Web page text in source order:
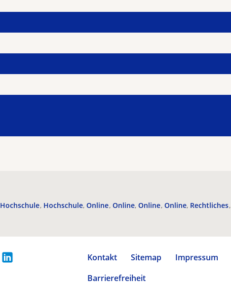
Hochschule Hochschule Online Online Online Online Rechtliches
Kontakt Sitemap Impressum
Barrierefreiheit